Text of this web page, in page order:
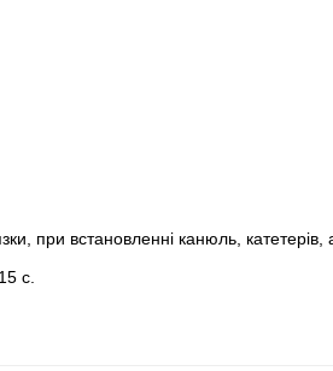
при встановленні канюль,
с.